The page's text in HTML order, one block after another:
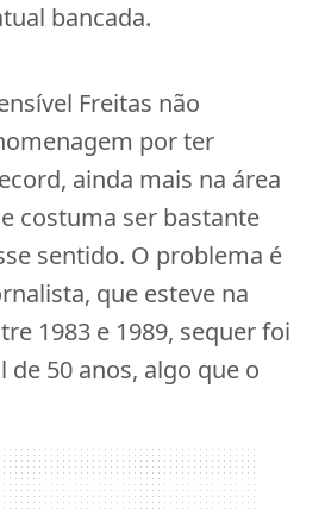
bancada.
Freitas não
por ter
ainda mais na área
costuma ser bastante
sentido. O problema é
que esteve na
1983 e 1989, sequer foi
de 50 anos, algo que o